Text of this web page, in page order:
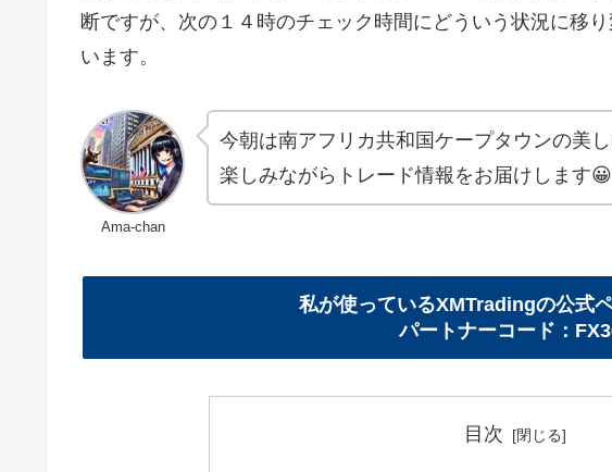
断ですが、次の１４時のチェック時間にどういう状況に移
います。
Ama-chan
今朝は南アフリカ共和国ケープタウンの美
楽しみながらトレード情報をお届けします😀
私が使っているXMTradingの公式
パートナーコード：
目次